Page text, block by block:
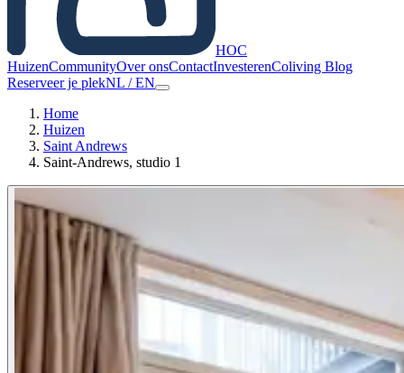
HOC
HuizenCommunityOver onsContactInvesterenColiving Blog
Reserveer je plekNL /EN
Home
Huizen
Saint Andrews
Saint-Andrews, studio 1